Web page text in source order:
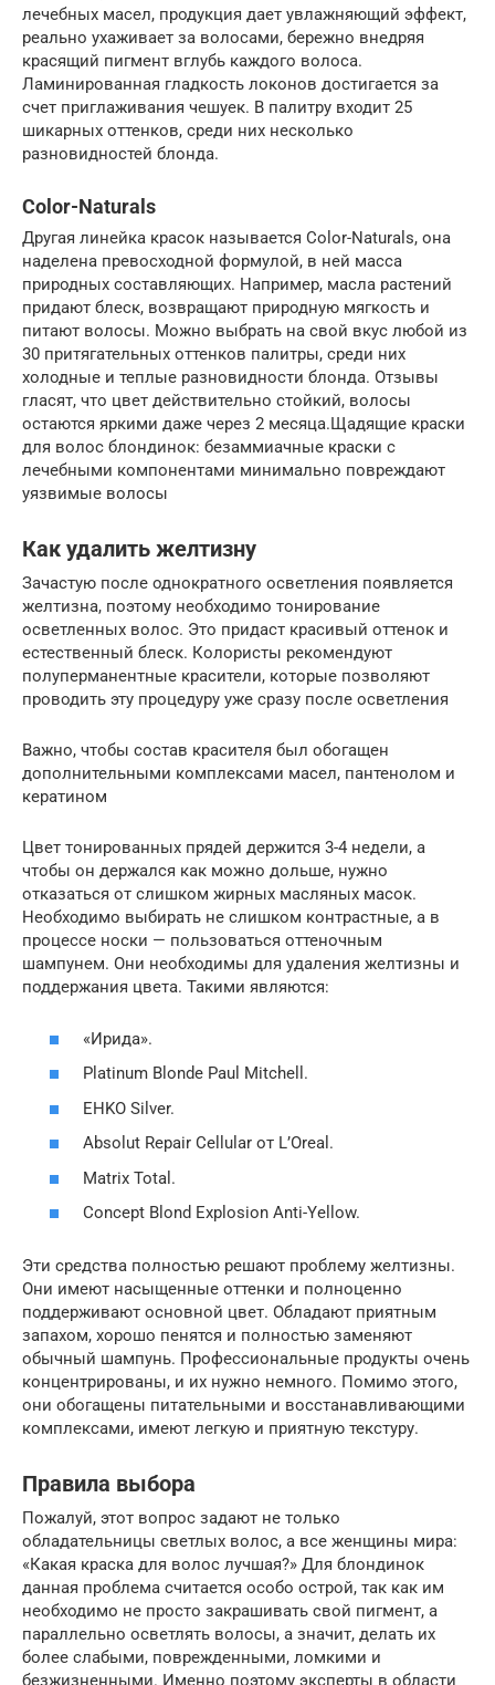
лечебных масел, продукция дает увлажняющий эффект,
реально ухаживает за волосами, бережно внедряя
красящий пигмент вглубь каждого волоса.
Ламинированная гладкость локонов достигается за
счет приглаживания чешуек. В палитру входит 25
шикарных оттенков, среди них несколько
разновидностей блонда.
Color-Naturals
Другая линейка красок называется Color-Naturals, она
наделена превосходной формулой, в ней масса
природных составляющих. Например, масла растений
придают блеск, возвращают природную мягкость и
питают волосы. Можно выбрать на свой вкус любой из
30 притягательных оттенков палитры, среди них
холодные и теплые разновидности блонда. Отзывы
гласят, что цвет действительно стойкий, волосы
остаются яркими даже через 2 месяца.Щадящие краски
для волос блондинок: безаммиачные краски с
лечебными компонентами минимально повреждают
уязвимые волосы
Как удалить желтизну
Зачастую после однократного осветления появляется
желтизна, поэтому необходимо тонирование
осветленных волос. Это придаст красивый оттенок и
естественный блеск. Колористы рекомендуют
полуперманентные красители, которые позволяют
проводить эту процедуру уже сразу после осветления
Важно, чтобы состав красителя был обогащен
дополнительными комплексами масел, пантенолом и
кератином
Цвет тонированных прядей держится 3-4 недели, а
чтобы он держался как можно дольше, нужно
отказаться от слишком жирных масляных масок.
Необходимо выбирать не слишком контрастные, а в
процессе носки — пользоваться оттеночным
шампунем. Они необходимы для удаления желтизны и
поддержания цвета. Такими являются:
«Ирида».
Platinum Blonde Paul Mitchell.
EHKO Silver.
Absolut Repair Cellular от L’Oreal.
Matrix Total.
Concept Blond Explosion Anti-Yellow.
Эти средства полностью решают проблему желтизны.
Они имеют насыщенные оттенки и полноценно
поддерживают основной цвет. Обладают приятным
запахом, хорошо пенятся и полностью заменяют
обычный шампунь. Профессиональные продукты очень
концентрированы, и их нужно немного. Помимо этого,
они обогащены питательными и восстанавливающими
комплексами, имеют легкую и приятную текстуру.
Правила выбора
Пожалуй, этот вопрос задают не только
обладательницы светлых волос, а все женщины мира:
«Какая краска для волос лучшая?» Для блондинок
данная проблема считается особо острой, так как им
необходимо не просто закрашивать свой пигмент, а
параллельно осветлять волосы, а значит, делать их
более слабыми, поврежденными, ломкими и
безжизненными. Именно поэтому эксперты в области